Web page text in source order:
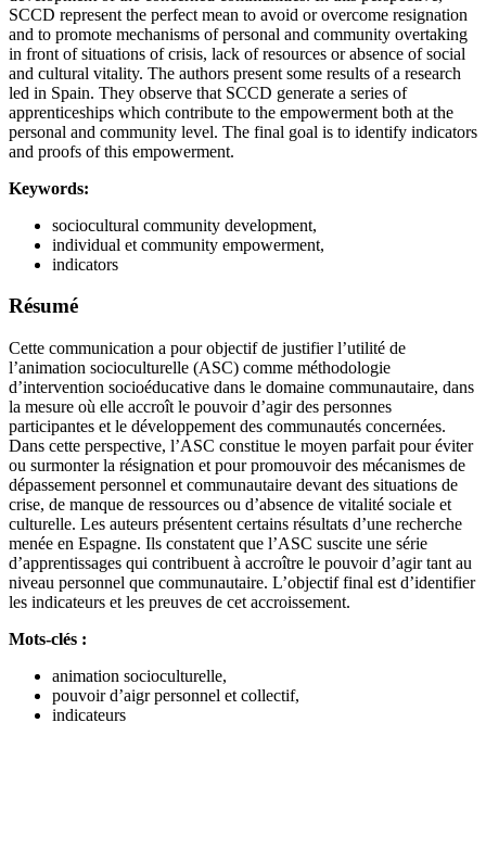
SCCD represent the perfect mean to avoid or overcome resignation
and to promote mechanisms of personal and community overtaking
in front of situations of crisis, lack of resources or absence of social
and cultural vitality. The authors present some results of a research
led in Spain. They observe that SCCD generate a series of
apprenticeships which contribute to the empowerment both at the
personal and community level. The final goal is to identify indicators
and proofs of this empowerment.
Keywords:
sociocultural community development,
individual et community empowerment,
indicators
Résumé
Cette communication a pour objectif de justifier l’utilité de
l’animation socioculturelle (ASC) comme méthodologie
d’intervention socioéducative dans le domaine communautaire, dans
la mesure où elle accroît le pouvoir d’agir des personnes
participantes et le développement des communautés concernées.
Dans cette perspective, l’ASC constitue le moyen parfait pour éviter
ou surmonter la résignation et pour promouvoir des mécanismes de
dépassement personnel et communautaire devant des situations de
crise, de manque de ressources ou d’absence de vitalité sociale et
culturelle. Les auteurs présentent certains résultats d’une recherche
menée en Espagne. Ils constatent que l’ASC suscite une série
d’apprentissages qui contribuent à accroître le pouvoir d’agir tant au
niveau personnel que communautaire. L’objectif final est d’identifier
les indicateurs et les preuves de cet accroissement.
Mots-clés :
animation socioculturelle,
pouvoir d’aigr personnel et collectif,
indicateurs